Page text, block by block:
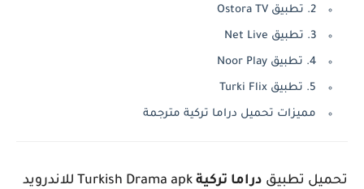
2. تطبيق Ostora TV
3. تطبيق Net Live
4. تطبيق Noor Play
5. تطبيق Turki Flix
مميزات تحميل دراما تركية مترجمة
تحميل تطبيق دراما تركية
Turkish Drama apk للاندرويد